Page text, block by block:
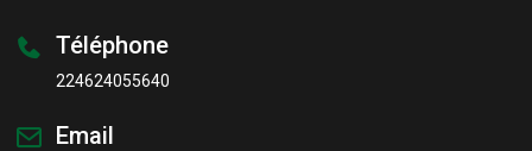
Téléphone
224624055640
Email